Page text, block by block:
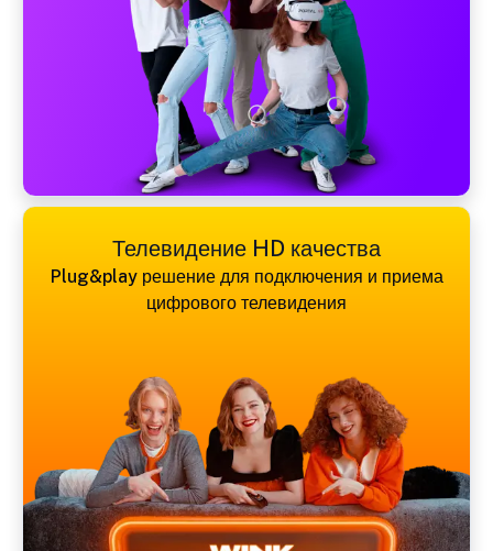
Телевидение HD качества
Plug&play решение для подключения и приема
цифрового телевидения